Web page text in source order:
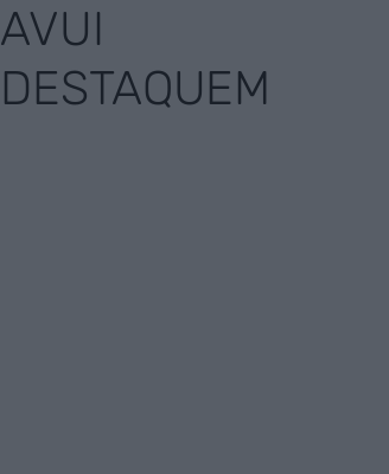
AVUI
DESTAQUEM